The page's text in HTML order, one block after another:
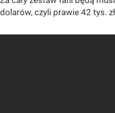
dolarów, czyli prawie 42 tys.